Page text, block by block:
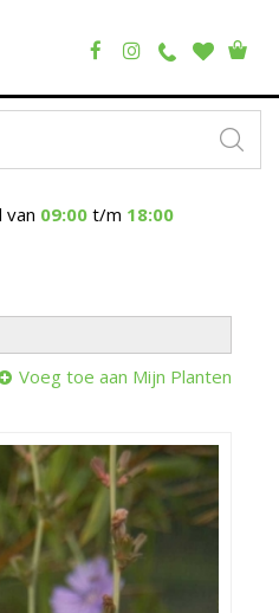
van 09:00 t/m 18:00
Voeg toe aan Mijn Planten